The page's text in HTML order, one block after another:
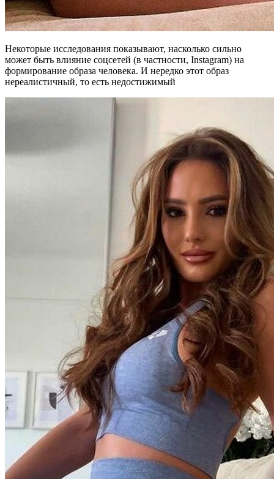
Некоторые исследования показывают, насколько сильно
может быть влияние соцсетей (в частности, Instagram) на
формирование образа человека. И нередко этот образ
нереалистичный, то есть недостижимый